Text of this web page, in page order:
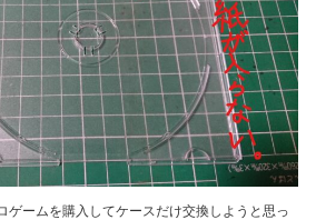
ゲームを購入してケースだけ交換しようと思っ